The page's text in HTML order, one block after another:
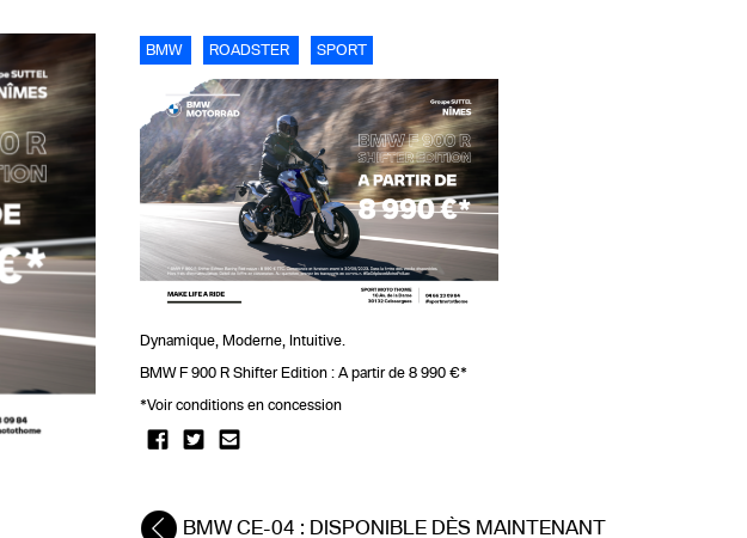
BMW ROADSTER SPORT
Dynamique, Moderne, Intuitive.
BMW F 900 R Shifter Edition : A partir de 8 990 €*
*Voir conditions en concession
BMW CE-04 : DISPONIBLE DÈS MAINTENANT